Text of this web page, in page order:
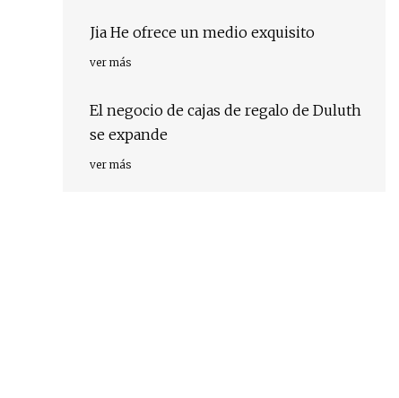
Jia He ofrece un medio exquisito
ver más
El negocio de cajas de regalo de Duluth
se expande
ver más